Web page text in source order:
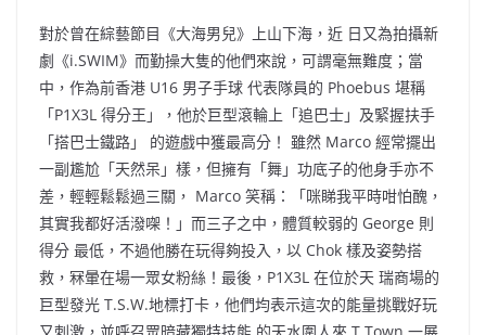
對於曾在綜藝節目《大海男兒》上山下海，近 日又為拍攝新
劇《i.SWIM》而勤操大隻的他們來說，可謂毫無難度；當
中，作為前香港 U16 男子手球 代表隊員的 Phoebus 堪稱
「P1X3L 得分王」，他於巨型滾輪上「追巴士」及緊握扶手
「搭巴士鐵路」 的遊戲中獲最高分！ 雖然 Marco 經常擺出
一副尷尬「天然呆」樣，但擁有「舞」功底子的他身手亦不
差，輕輕鬆鬆過三關， Marco 笑稱：「咪睇我平時咁怕醜，
其實我都好活潑㗎！」而三子之中，體質較弱的 George 則
得分 最低，不過他勝在玩得夠投入，以 Chok 樣及姿勢搭
救，冧暈在場一眾女粉絲！最後，P1X3L 在位於天 瑞商場的
巨型發光 T.S.W.地標打卡，他們均表示這次的能量挑戰好玩